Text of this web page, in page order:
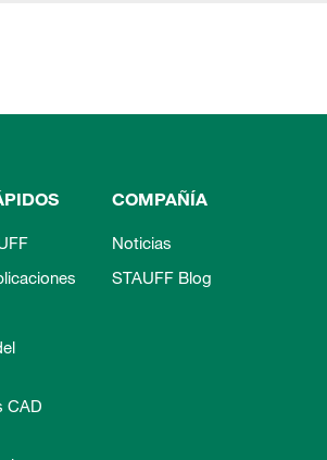
CAD
COMPAÑÍA
Noticias
STAUFF Blog